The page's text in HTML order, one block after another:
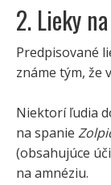
2. Lieky
Predpisované
známe tým, že
Niektorí ľudia
na spanie
(obsahujúce
na amnéziu.